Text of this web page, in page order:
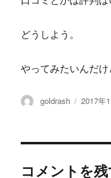
どうしよう。
やってみたいんだけ
投
goldrash
投
2017年
コメントを